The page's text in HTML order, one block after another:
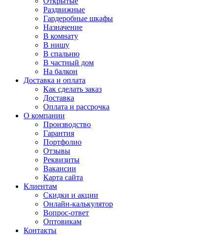
Раздвижные
Гардеробные шкафы
Назначение
В комнату
В нишу
В спальню
В частный дом
На балкон
Доставка и оплата
Как сделать заказ
Доставка
Оплата и рассрочка
О компании
Производство
Гарантия
Портфолио
Отзывы
Реквизиты
Вакансии
Карта сайта
Клиентам
Скидки и акции
Онлайн-калькулятор
Вопрос-ответ
Оптовикам
Контакты